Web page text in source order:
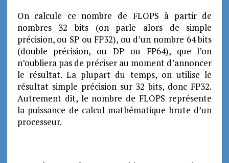
On calcule ce nombre de FLOPS à partir de
nombres 32 bits (on parle alors de simple
précision, ou SP ou FP32), ou d’un nombre 64 bits
(double précision, ou DP ou FP64), que l’on
n’oubliera pas de préciser au moment d’annoncer
le résultat. La plupart du temps, on utilise le
résultat simple précision sur 32 bits, donc FP32.
Autrement dit, le nombre de FLOPS représente
la puissance de calcul mathématique brute d’un
processeur.